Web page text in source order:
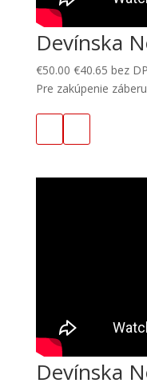
Devínska
€50.00 €40.65 bez
Pre zakúpenie
Devínska